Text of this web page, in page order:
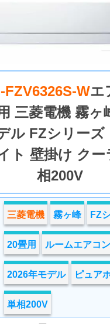
FZV6326S-Wエ
三菱電機 霧ヶ
ル FZシリーズ
ト 壁掛け クー
相200V
三菱電機 霧ヶ峰 FZ
20畳用 ルームエアコン
2026年モデル ピュア
単相200V